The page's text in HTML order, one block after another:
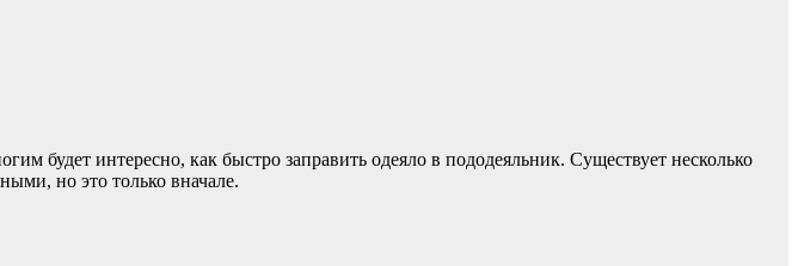
будет интересно, как быстро заправить одеяло в пододеяльник. Существует несколько
но это только вначале.